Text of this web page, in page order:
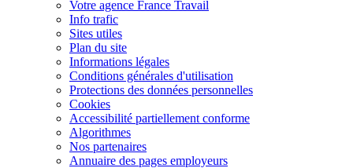
Votre agence France Travail
Info trafic
Sites utiles
Plan du site
Informations légales
Conditions générales d'utilisation
Protections des données personnelles
Cookies
Accessibilité partiellement conforme
Algorithmes
Nos partenaires
Annuaire des pages employeurs